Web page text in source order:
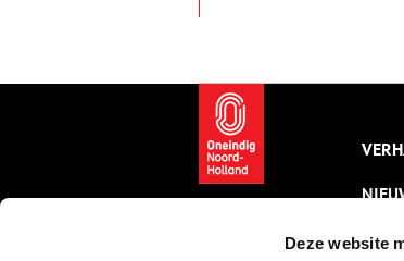
Deze website
een pond) die op
als ontbijt werd gegeten.